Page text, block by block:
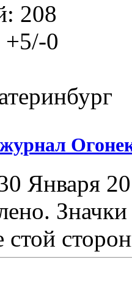
208
+5/-0
Января
стой